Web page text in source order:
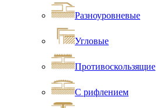
Разноуровневые
Угловые
Противоскользящие
С рифлением